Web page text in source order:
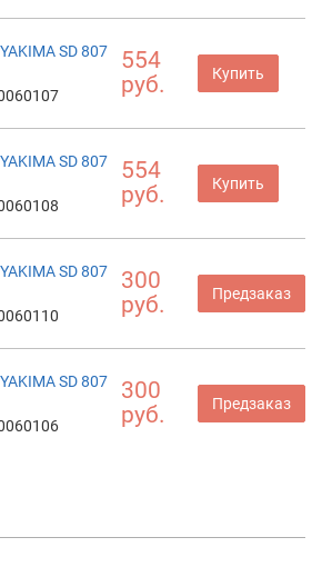
SD 807
554
руб.
Купить
SD 807
554
руб.
Купить
SD 807
300
руб.
Предзаказ
SD 807
300
руб.
Предзаказ